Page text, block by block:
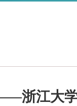
浙江大